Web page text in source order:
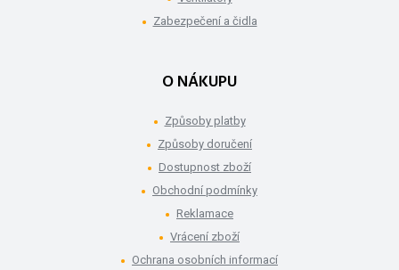
Zabezpečení a čidla
O NÁKUPU
Způsoby platby
Způsoby doručení
Dostupnost zboží
Obchodní podmínky
Reklamace
Vrácení zboží
Ochrana osobních informací